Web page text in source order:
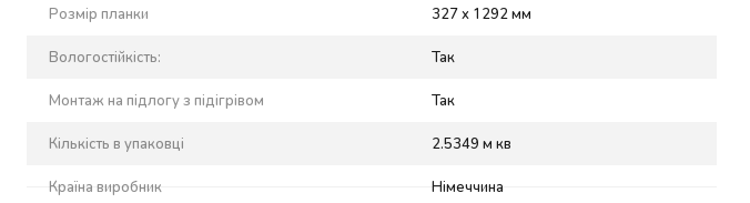
Розмір планки 327 x 1292 мм
Вологостійкість: Так
Монтаж на підлогу з підігрівом Так
Кількість в упаковці 2.5349 м кв
Країна виробник Німеччина